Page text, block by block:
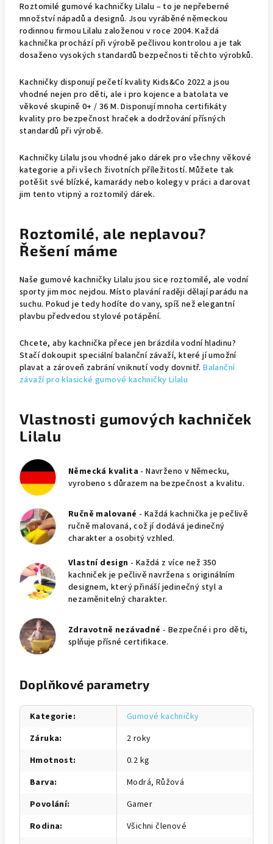
Roztomilé gumové kachničky Lilalu – to je nepřeberné
množství nápadů a designů. Jsou vyráběné německou
rodinnou firmou Lilalu založenou v roce 2004. Každá
kachnička prochází při výrobě pečlivou kontrolou a je tak
dosaženo vysokých standardů bezpečnosti těchto výrobků.
Kachničky disponují pečetí kvality Kids&Co 2022 a jsou
vhodné nejen pro děti, ale i pro kojence a batolata ve
věkové skupině 0+ / 36 M. Disponují mnoha certifikáty
kvality pro bezpečnost hraček a dodržování přísných
standardů při výrobě.
Kachničky Lilalu jsou vhodné jako dárek pro všechny věkové
kategorie a při všech životních příležitostí. Můžete tak
potěšit své blízké, kamarády nebo kolegy v práci a darovat
jim tento vtipný a roztomilý dárek.
Roztomilé, ale neplavou?
Řešení máme
Naše gumové kachničky Lilalu jsou sice roztomilé, ale vodní
sporty jim moc nejdou. Místo plavání raději dělají parádu na
suchu. Pokud je tedy hodíte do vany, spíš než elegantní
plavbu předvedou stylové potápění.
Chcete, aby kachnička přece jen brázdila vodní hladinu?
Stačí dokoupit speciální balanční závaží, které jí umožní
plavat a zároveň zabrání vniknutí vody dovnitř.Balanční
závaží pro klasické gumové kachničky Lilalu
Vlastnosti gumových kachniček
Lilalu
Německá kvalita - Navrženo v Německu,
vyrobeno s důrazem na bezpečnost a kvalitu.
Ručně malované - Každá kachnička je pečlivě
ručně malovaná, což jí dodává jedinečný
charakter a osobitý vzhled.
Vlastní design - Každá z více než 350
kachniček je pečlivě navržena s originálním
designem, který přináší jedinečný styl a
nezaměnitelný charakter.
Zdravotně nezávadné - Bezpečné i pro děti,
splňuje přísné certifikace.
Doplňkové parametry
Kategorie:
Gumové kachničky
Záruka:
2 roky
Hmotnost:
0.2 kg
Barva:
Modrá, Růžová
Povolání:
Gamer
Rodina:
Všichni členové